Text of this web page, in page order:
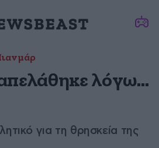
λόγω…
για τη θρησκεία της